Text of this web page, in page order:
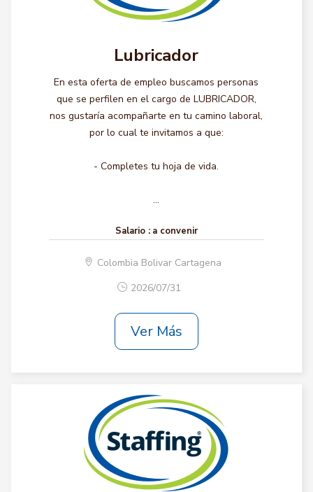
Lubricador
En esta oferta de empleo buscamos personas
que se perfilen en el cargo de LUBRICADOR,
nos gustaría acompañarte en tu camino laboral,
por lo cual te invitamos a que:
- Completes tu hoja de vida.
...
Salario : a convenir
Colombia Bolivar Cartagena
2026/07/31
Ver Más